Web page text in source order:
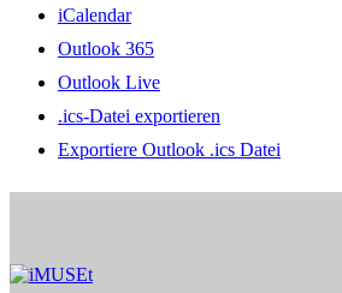
iCalendar
Outlook 365
Outlook Live
.ics-Datei exportieren
Exportiere Outlook .ics Datei